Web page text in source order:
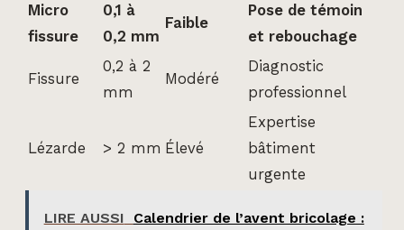
Micro
fissure
0,1 à
0,2 mm
Faible
Pose de témoin
et rebouchage
Fissure
0,2 à 2
mm
Modéré
Diagnostic
professionnel
Lézarde > 2 mm Élevé
Expertise
bâtiment
urgente
LIRE AUSSI
Calendrier de l’avent bricolage :